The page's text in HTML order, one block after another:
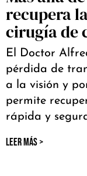
recupera
cirugía de
El Doctor
pérdida de
a la visión y
permite
rápida y
LEER MÁS >